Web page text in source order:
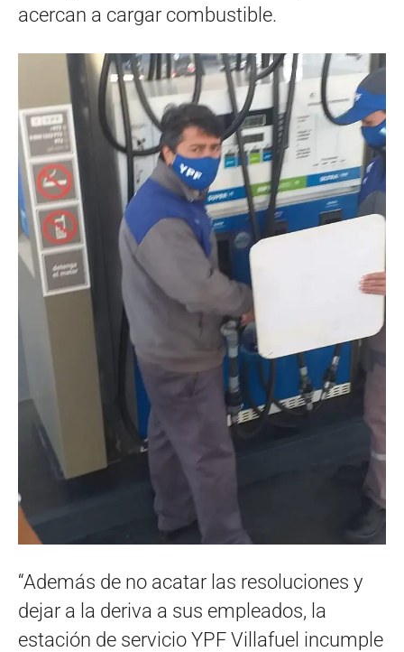
acercan a cargar combustible.
“Además de no acatar las resoluciones y
dejar a la deriva a sus empleados, la
estación de servicio YPF Villafuel incumple